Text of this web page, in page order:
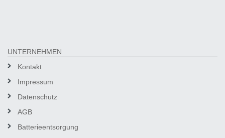
UNTERNEHMEN
Kontakt
Impressum
Datenschutz
AGB
Batterieentsorgung